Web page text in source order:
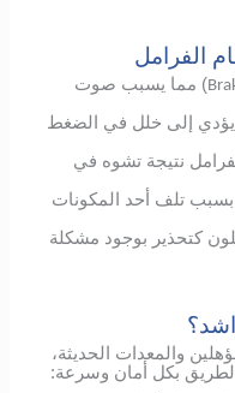
الفرامل
) مما يسبب صوت
إلى خلل في الضغط
نتيجة تشوه في
تلف أحد المكونات
كتحذير بوجود مشكلة
والمعدات الحديثة،
بكل أمان وسرعة: